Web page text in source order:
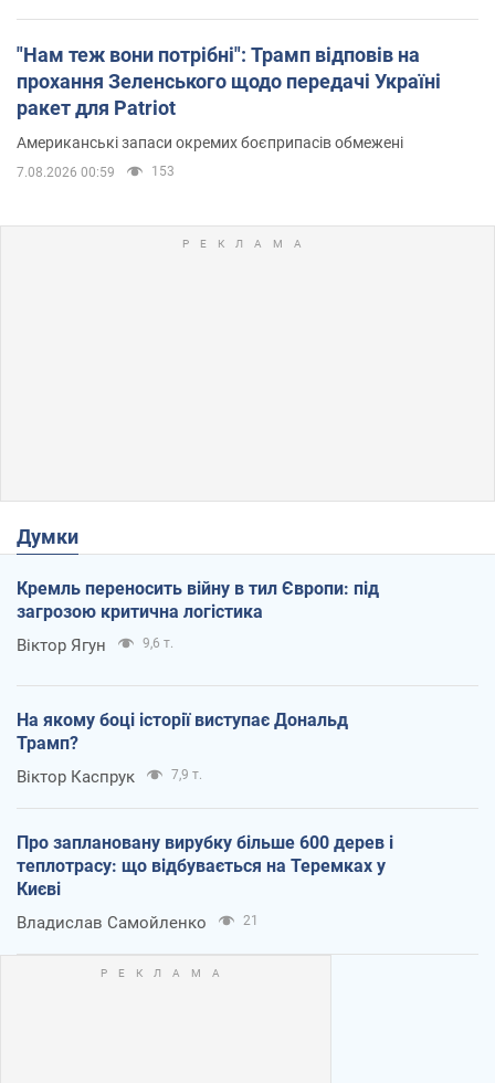
"Нам теж вони потрібні": Трамп відповів на
прохання Зеленського щодо передачі Україні
ракет для Patriot
Американські запаси окремих боєприпасів обмежені
7.08.2026 00:59 153
Думки
Кремль переносить війну в тил Європи: під
загрозою критична логістика
Віктор Ягун 9,6 т.
На якому боці історії виступає Дональд
Трамп?
Віктор Каспрук 7,9 т.
Про заплановану вирубку більше 600 дерев і
теплотрасу: що відбувається на Теремках у
Києві
Владислав Самойленко 21